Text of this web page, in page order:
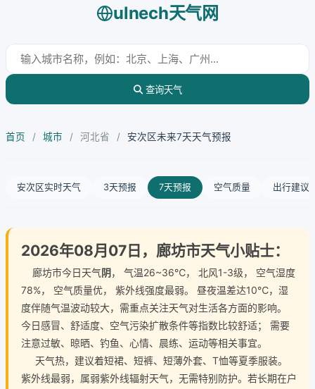
ulnech天气网
查询天气
首页 / 城市 / 河北省 / 安次区未来7天天气预报
安次区实时天气 3天预报 7天预报 空气质量 出行建议
2026年08月07日，廊坊市天气小贴士：
廊坊市今日天气阴， 气温26~36℃， 北风1-3级， 空气湿度
78%， 空气质量优， 紫外线强度最弱。 昼夜温差达10℃，湿
度伴随气温波动较大，需重点关注天气对生活各方面的影响。
今日感冒、舒适度、空气污染扩散条件等指数比较舒适； 需要
注意过敏、晾晒、钓鱼、心情、晨练、运动等相关事宜。
天气热，建议着短裙、短裤、短薄外套、T恤等夏季服装。
紫外线最弱，属弱紫外线辐射天气，无需特别防护。若长期在户